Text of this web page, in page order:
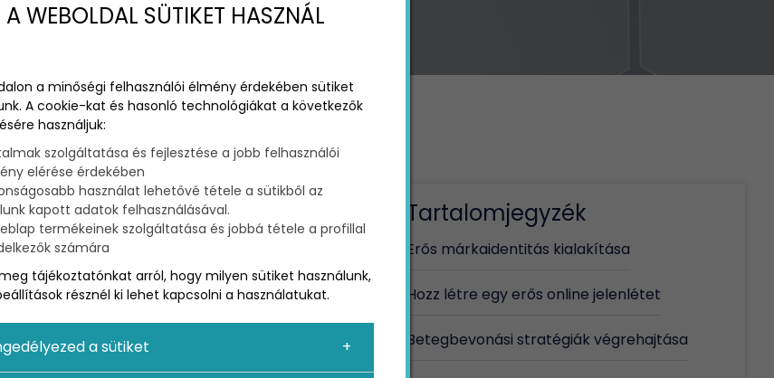
MARKETING
vagy fogorvosi gyakorlat működtetéséhez. Bár
marketing révén továbbra is
a lemorzsolódást. Íme 5 tipp, amelyek
Tartalomjegyzék
Erős márkaidentitás kialakítása
Hozz létre egy erős online jelenlétet
Betegbevonási stratégiák végrehajtása
A WEBOLDAL SÜTIKET HASZNÁL
a minőségi felhasználói élmény érdekében sütiket
A cookie-kat és hasonló technológiákat a következők
használjuk:
szolgáltatása és fejlesztése a jobb felhasználói
elérése érdekében
használat lehetővé tétele a sütikből az
kapott adatok felhasználásával.
termékeinek szolgáltatása és jobbá tétele a profillal
számára
tájékoztatónkat arról, hogy milyen sütiket használunk,
résznél ki lehet kapcsolni a használatukat.
a sütiket